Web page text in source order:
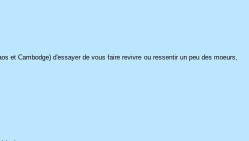
et Cambodge) d'essayer de vous faire revivre ou ressentir un peu des moeurs,